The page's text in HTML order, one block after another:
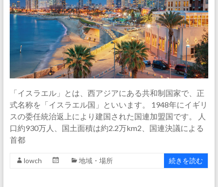
「イスラエル」とは、西アジアにある共和制国家で、正
式名称を「イスラエル国」といいます。 1948年にイギリ
スの委任統治返上により建国された国連加盟国です。 人
口約930万人、国土面積は約2.2万km2、国連決議による
首都
lowch 地域・場所 続きを読む